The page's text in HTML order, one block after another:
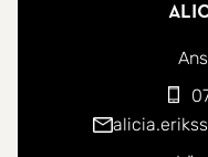
Här bor du i ett
natur, service och
med potential för
egen smak och stil,